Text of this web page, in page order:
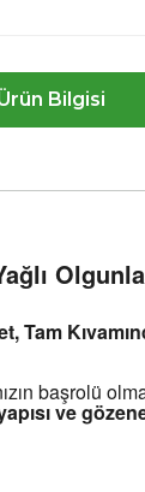
Bilgisi
Tam
başrolü
ve